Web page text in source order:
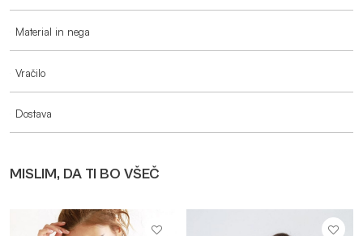
Material in nega
Vračilo
Dostava
MISLIM, DA TI BO VŠEČ